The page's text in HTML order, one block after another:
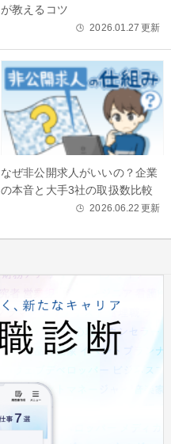
が教えるコツ
🕒 2026.01.27 更新
なぜ非公開求人がいいの？企業
の本音と大手3社の取扱数比較
🕒 2026.06.22 更新